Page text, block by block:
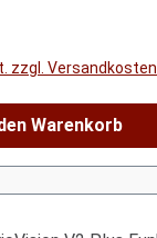
zzgl. Versandkosten
Warenkorb